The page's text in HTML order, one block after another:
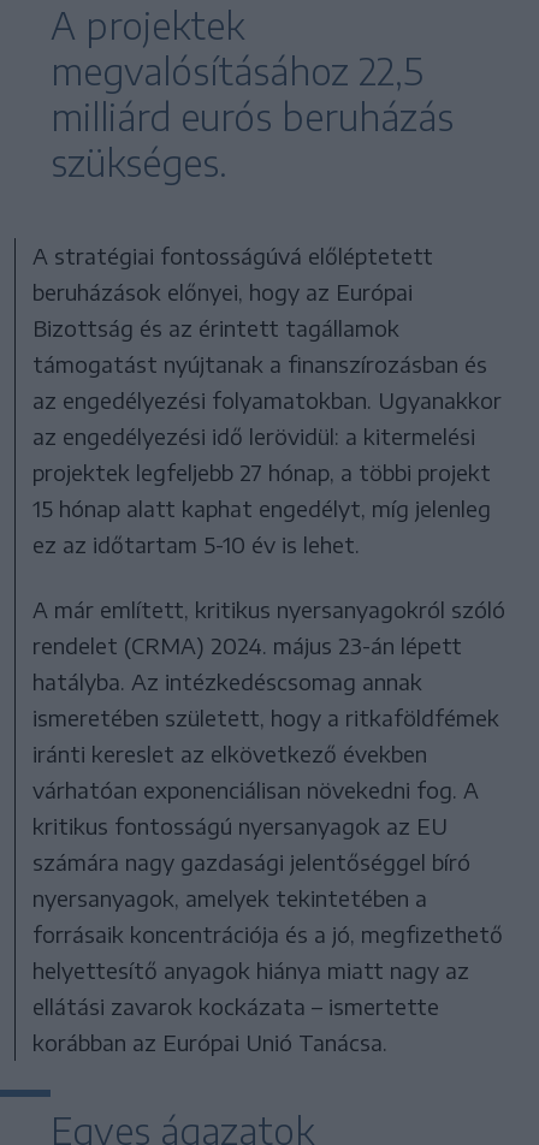
A projektek
megvalósításához 22,5
milliárd eurós beruházás
szükséges.
A stratégiai fontosságúvá előléptetett
beruházások előnyei, hogy az Európai
Bizottság és az érintett tagállamok
támogatást nyújtanak a finanszírozásban és
az engedélyezési folyamatokban. Ugyanakkor
az engedélyezési idő lerövidül: a kitermelési
projektek legfeljebb 27 hónap, a többi projekt
15 hónap alatt kaphat engedélyt, míg jelenleg
ez az időtartam 5-10 év is lehet.
A már említett, kritikus nyersanyagokról szóló
rendelet (CRMA) 2024. május 23-án lépett
hatályba. Az intézkedéscsomag annak
ismeretében született, hogy a ritkaföldfémek
iránti kereslet az elkövetkező években
várhatóan exponenciálisan növekedni fog. A
kritikus fontosságú nyersanyagok az EU
számára nagy gazdasági jelentőséggel bíró
nyersanyagok, amelyek tekintetében a
forrásaik koncentrációja és a jó, megfizethető
helyettesítő anyagok hiánya miatt nagy az
ellátási zavarok kockázata – ismertette
korábban az Európai Unió Tanácsa.
Egyes ágazatok